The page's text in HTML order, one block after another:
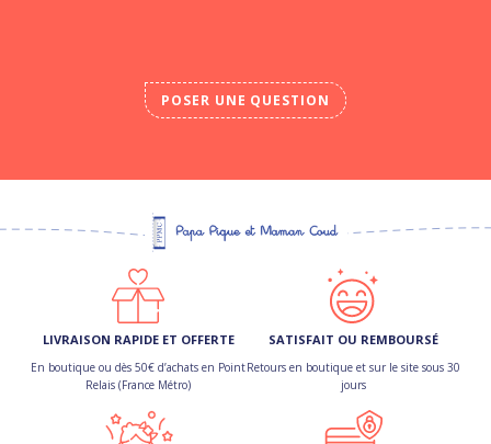
POSER UNE QUESTION
LIVRAISON RAPIDE ET OFFERTE
En boutique ou dès 50€ d’achats en Point
Relais (France Métro)
SATISFAIT OU REMBOURSÉ
Retours en boutique et sur le site sous 30
jours